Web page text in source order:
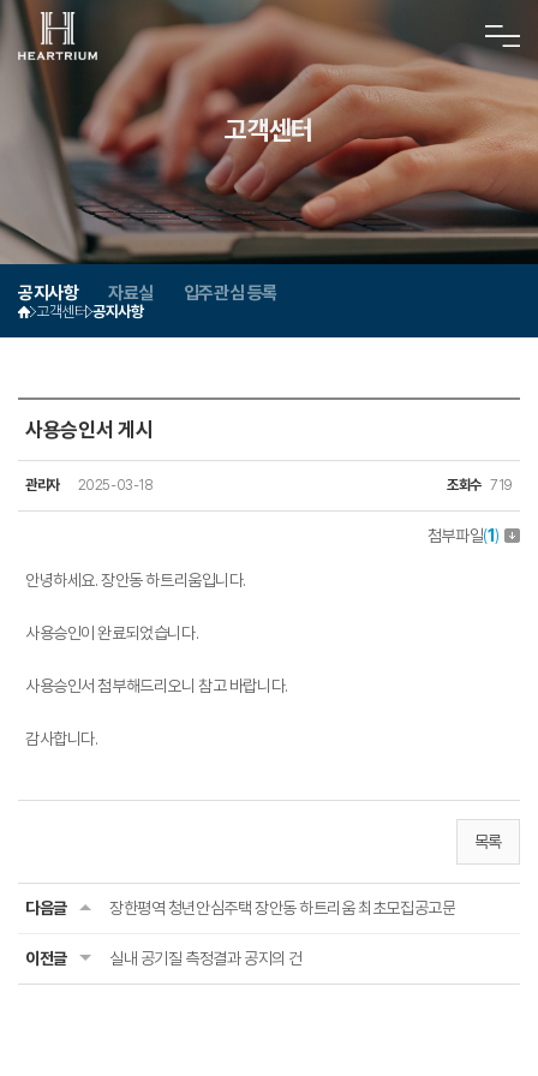
고객센터
공지사항 자료실 입주관심 등록
고객센터 공지사항
사용승인서 게시
관리자 2025-03-18 조회수 719
첨부파일(1)
안녕하세요. 장안동 하트리움입니다.
사용승인이 완료되었습니다.
사용승인서 첨부해드리오니 참고 바랍니다.
감사합니다.
목록
다음글 장한평역 청년안심주택 장안동 하트리움 최초모집공고문
이전글 실내 공기질 측정결과 공지의 건